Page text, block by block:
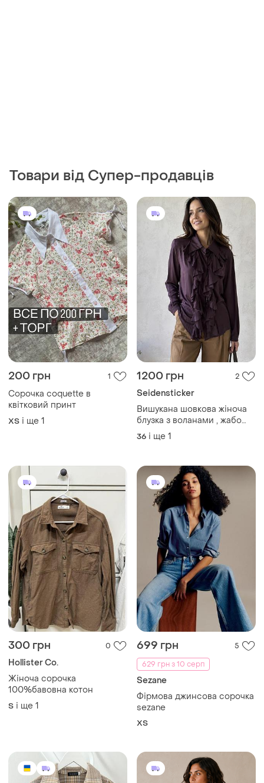
Товари від Супер-продавців
200 грн 1
Сорочка coquette в
квітковий принт
ХS і ще 1
1200 грн 2
Seidensticker
Вишукана шовкова жіноча
блузка з воланами , жабо
100% шовк
36 і ще 1
300 грн 0
Hollister Co.
Жіноча сорочка
100%бавовна котон
S і ще 1
699 грн
5
629 грн з 10 серп
Sezane
Фірмова джинсова сорочка
sezane
ХS